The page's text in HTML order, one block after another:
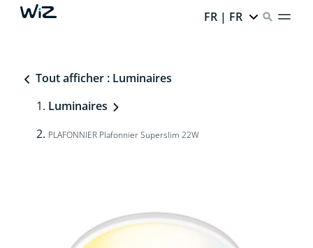
FR | FR
Tout afficher : Luminaires
Luminaires
PLAFONNIER Plafonnier Superslim 22W